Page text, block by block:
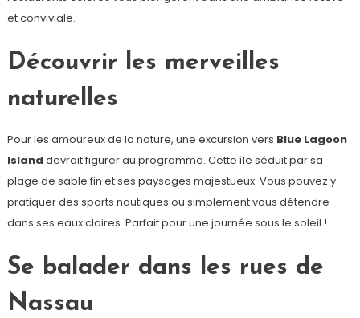
et conviviale.
Découvrir les merveilles
naturelles
Pour les amoureux de la nature, une excursion vers Blue Lagoon
Island devrait figurer au programme. Cette île séduit par sa
plage de sable fin et ses paysages majestueux. Vous pouvez y
pratiquer des sports nautiques ou simplement vous détendre
dans ses eaux claires. Parfait pour une journée sous le soleil !
Se balader dans les rues de
Nassau